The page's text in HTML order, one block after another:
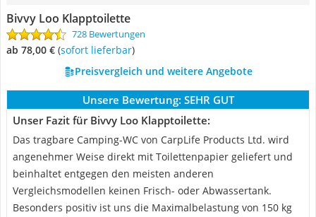
Bivvy Loo Klapptoilette
728 Bewertungen
ab 78,00 € ( Sofort lieferbar)
Preisvergleich und weitere Angebote
Unsere Bewertung: SEHR GUT
Unser Fazit für Bivvy Loo Klapptoilette:
Das tragbare Camping-WC von CarpLife Products Ltd. wird
angenehmer Weise direkt mit Toilettenpapier geliefert und
beinhaltet entgegen den meisten anderen
Vergleichsmodellen keinen Frisch- oder Abwassertank.
Besonders positiv ist uns die Maximalbelastung von 150 kg